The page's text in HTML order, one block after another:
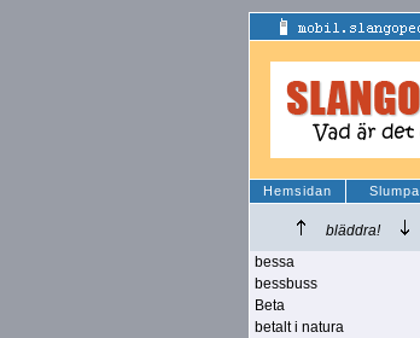
Hemsidan Slumpa
bläddra!
bessa
bessbuss
Beta
betalt i natura